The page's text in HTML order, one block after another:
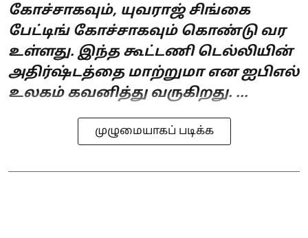
கோச்சாகவும், யுவராஜ் சிங்கை
பேட்டிங் கோச்சாகவும் கொண்டு வர
உள்ளது. இந்த கூட்டணி டெல்லியின்
அதிர்ஷ்டத்தை மாற்றுமா என ஐபிஎல்
உலகம் கவனித்து வருகிறது. ...
முழுமையாகப் படிக்க